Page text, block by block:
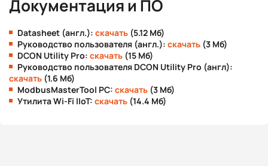
Документация и ПО
Datasheet (англ.): скачать (5.12 Мб)
Руководство пользователя (англ.): скачать (3 Мб)
DCON Utility Pro: скачать (15 Мб)
Руководство пользователя DCON Utility Pro (англ):
скачать (1.6 Мб)
ModbusMasterTool PC: скачать (3 Мб)
Утилита Wi-Fi IIoT: скачать (14.4 Мб)